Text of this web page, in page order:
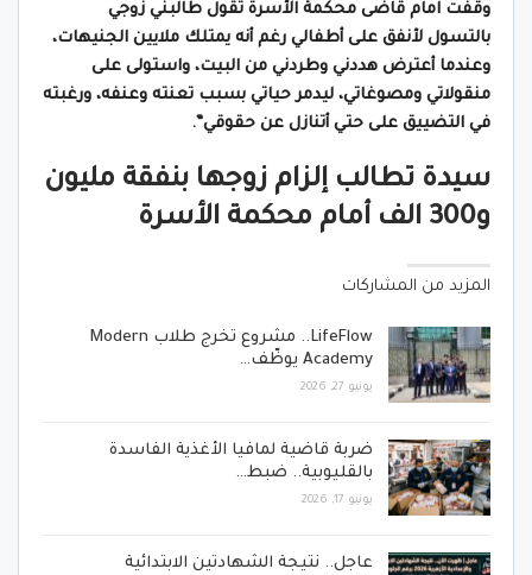
وقفت امام قاضى محكمة الأسرة تقول طالبني زوجي
بالتسول لأنفق على أطفالي رغم أنه يمتلك ملايين الجنيهات،
وعندما أعترض هددني وطردني من البيت، واستولى على
منقولاتي ومصوغاتي، ليدمر حياتي بسبب تعنته وعنفه، ورغبته
في التضييق على حتي أتنازل عن حقوقي”.
سيدة تطالب إلزام زوجها بنفقة مليون
و300 الف أمام محكمة الأسرة
المزيد من المشاركات
LifeFlow.. مشروع تخرج طلاب Modern
Academy يوظّف…
يونيو 27, 2026
ضربة قاضية لمافيا الأغذية الفاسدة
بالقليوبية.. ضبط…
يونيو 17, 2026
عاجل.. نتيجة الشهادتين الابتدائية